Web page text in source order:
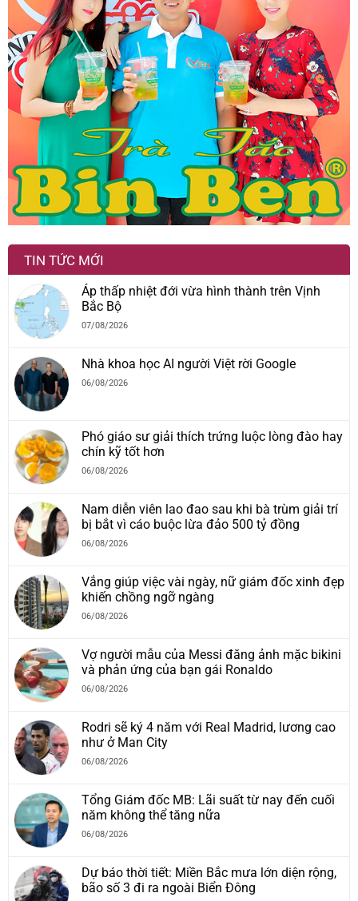
TIN TỨC MỚI
Áp thấp nhiệt đới vừa hình thành trên Vịnh
Bắc Bộ
07/08/2026
Nhà khoa học AI người Việt rời Google
06/08/2026
Phó giáo sư giải thích trứng luộc lòng đào hay
chín kỹ tốt hơn
06/08/2026
Nam diễn viên lao đao sau khi bà trùm giải trí
bị bắt vì cáo buộc lừa đảo 500 tỷ đồng
06/08/2026
Vắng giúp việc vài ngày, nữ giám đốc xinh đẹp
khiến chồng ngỡ ngàng
06/08/2026
Vợ người mẫu của Messi đăng ảnh mặc bikini
và phản ứng của bạn gái Ronaldo
06/08/2026
Rodri sẽ ký 4 năm với Real Madrid, lương cao
như ở Man City
06/08/2026
Tổng Giám đốc MB: Lãi suất từ nay đến cuối
năm không thể tăng nữa
06/08/2026
Dự báo thời tiết: Miền Bắc mưa lớn diện rộng,
bão số 3 đi ra ngoài Biển Đông